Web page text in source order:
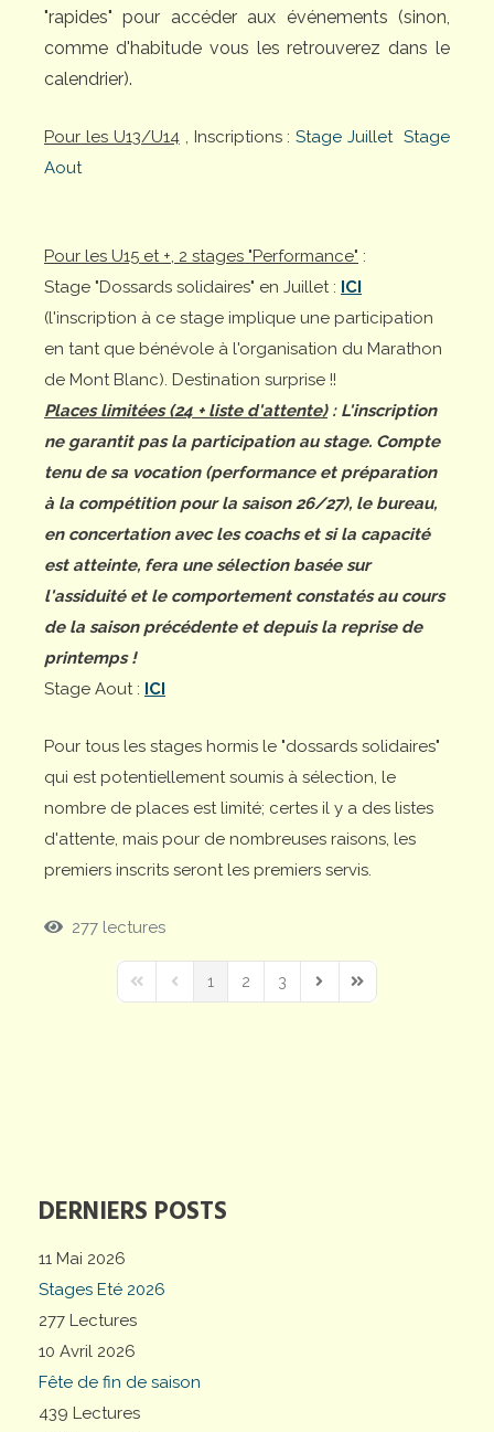
DERNIERS POSTS
11 Mai 2026
Stages Eté 2026
277 Lectures
10 Avril 2026
Fête de fin de saison
439 Lectures
"rapides" pour accéder aux événements (sinon,
comme d'habitude vous les retrouverez dans le
calendrier).
Pour les U13/U14, Inscriptions :Stage Juillet Stage
Aout
Pour les U15 et +, 2 stages "Performance" :
Stage "Dossards solidaires" en Juillet : ICI
(l'inscription à ce stage implique une participation
en tant que bénévole à l'organisation du Marathon
de Mont Blanc). Destination surprise !!
Places limitées (24 + liste d'attente): L'inscription
ne garantit pas la participation au stage. Compte
tenu de sa vocation (performance et préparation
à la compétition pour la saison 26/27), le bureau,
en concertation avec les coachs et si la capacité
est atteinte, fera une sélection basée sur
l'assiduité et le comportement constatés au cours
de la saison précédente et depuis la reprise de
printemps !
Stage Aout : ICI
Pour tous les stages hormis le "dossards solidaires"
qui est potentiellement soumis à sélection, le
nombre de places est limité; certes il y a des listes
d'attente, mais pour de nombreuses raisons, les
premiers inscrits seront les premiers servis.
277 lectures
First PagePrevious Page
1 2 3
Next PageLast Page